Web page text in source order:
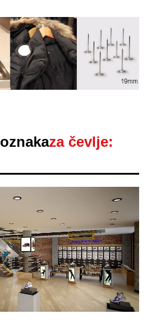
za čevlje: